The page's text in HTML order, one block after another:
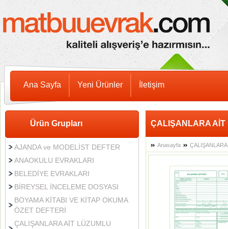
Ana Sayfa Yeni Ürünler İletişim
Ürün Grupları
AJANDA ve MODELİST DEFTER
ANAOKULU EVRAKLARI
BELEDİYE EVRAKLARI
BİREYSEL İNCELEME DOSYASI
BOYAMA KİTABI VE KİTAP OKUMA
ÖZET DEFTERİ
ÇALIŞANLARA AİT LÜZUMLU
ÇALIŞANLARA
Anasayfa